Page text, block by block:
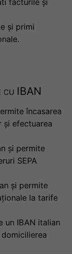
și primi
cu IBAN
încasarea
și efectuarea
și permite
SEPA
și permite
la tarife
un IBAN italian